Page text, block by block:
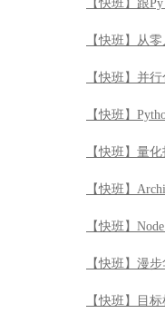
【快班】
【快班】
【快班】漫
【快班】目
【快班】
【快班】【强
【快班】
【快班】区块
【快班】